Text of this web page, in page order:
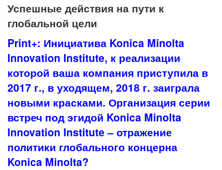
Успешные действия на пути к
глобальной цели
Print+: Инициатива Konica Minolta
Innovation Institute, к реализации
которой ваша компания приступила в
2017 г., в уходящем, 2018 г. заиграла
новыми красками. Организация серии
встреч под эгидой Konica Minolta
Innovation Institute – отражение
политики глобального концерна
Konica Minolta?